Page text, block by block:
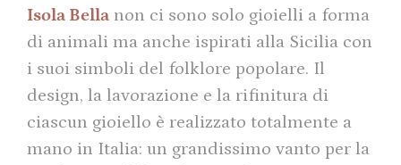
Isola Bella non ci sono solo gioielli a forma
di animali ma anche ispirati alla Sicilia con
i suoi simboli del folklore popolare. Il
design, la lavorazione e la rifinitura di
ciascun gioiello è realizzato totalmente a
mano in Italia: un grandissimo vanto per la